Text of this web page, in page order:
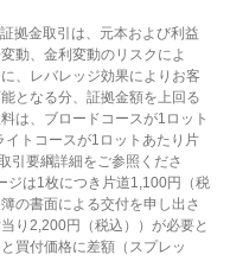
拠金取引は、元本および利益
動、金利変動のリスクによ
、レバレッジ効果によりお客
となる分、証拠金額を上回る
は、ブロードコースが1ロット
トコースが1ロットあたり片
引要綱詳細をご参照くださ
ジは1枚につき片道1,100円（税
の書面による交付を申し出さ
り2,200円（税込））が必要と
買付価格に差額（スプレッ